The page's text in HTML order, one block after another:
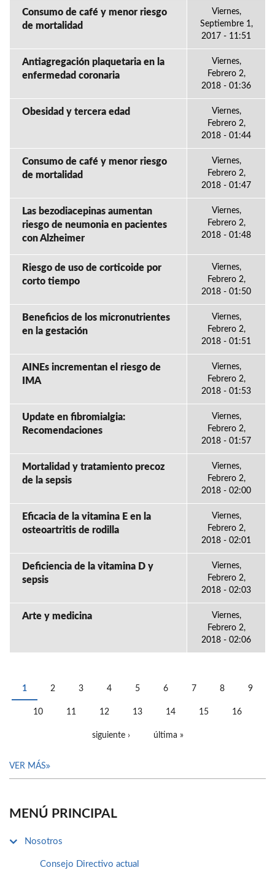
Consumo de café y menor riesgo
de mortalidad
Viernes,
Septiembre 1,
2017 - 11:51
Antiagregación plaquetaria en la
enfermedad coronaria
Viernes,
Febrero 2,
2018 - 01:36
Obesidad y tercera edad
Viernes,
Febrero 2,
2018 - 01:44
Consumo de café y menor riesgo
de mortalidad
Viernes,
Febrero 2,
2018 - 01:47
Las bezodiacepinas aumentan
riesgo de neumonia en pacientes
con Alzheimer
Viernes,
Febrero 2,
2018 - 01:48
Riesgo de uso de corticoide por
corto tiempo
Viernes,
Febrero 2,
2018 - 01:50
Beneficios de los micronutrientes
en la gestación
Viernes,
Febrero 2,
2018 - 01:51
AINEs incrementan el riesgo de
IMA
Viernes,
Febrero 2,
2018 - 01:53
Update en fibromialgia:
Recomendaciones
Viernes,
Febrero 2,
2018 - 01:57
Mortalidad y tratamiento precoz
de la sepsis
Viernes,
Febrero 2,
2018 - 02:00
Eficacia de la vitamina E en la
osteoartritis de rodilla
Viernes,
Febrero 2,
2018 - 02:01
Deficiencia de la vitamina D y
sepsis
Viernes,
Febrero 2,
2018 - 02:03
Arte y medicina
Viernes,
Febrero 2,
2018 - 02:06
PÁGINAS
1 2 3 4 5 6 7 8 9
10 11 12 13 14 15 16
siguiente › última »
VER MÁS
MENÚ PRINCIPAL
Nosotros
Consejo Directivo actual